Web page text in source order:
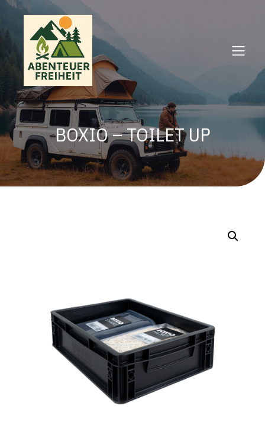
BOXIO – TOILET UP